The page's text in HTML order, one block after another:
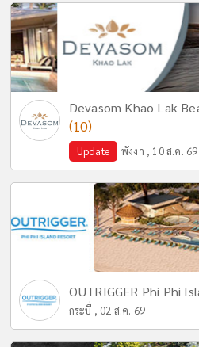
Devasom Khao Lak
(10)
Update พังงา , 10 ส.ค. 69
OUTRIGGER Phi Phi
กระบี่ , 02 ส.ค. 69